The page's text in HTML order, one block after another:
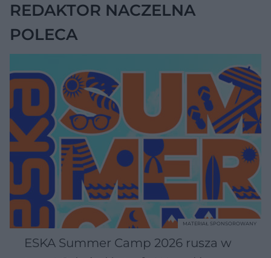
REDAKTOR NACZELNA
POLECA
ESKA Summer Camp 2026 rusza w
MATERIAŁ SPONSOROWANY